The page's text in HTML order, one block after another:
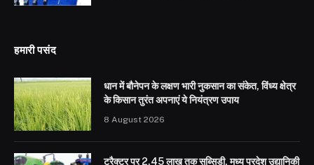
हमारी पसंद
धान में बौनेपन के लक्षण भारी नुकसान का संकेत, विंध्य क्षेत्र
के किसान तुरंत अपनाएं ये नियंत्रण उपाय
8 August 2026
ट्रैक्टर पर 2.45 लाख तक सब्सिडी, मध्य प्रदेश उद्यानिकी